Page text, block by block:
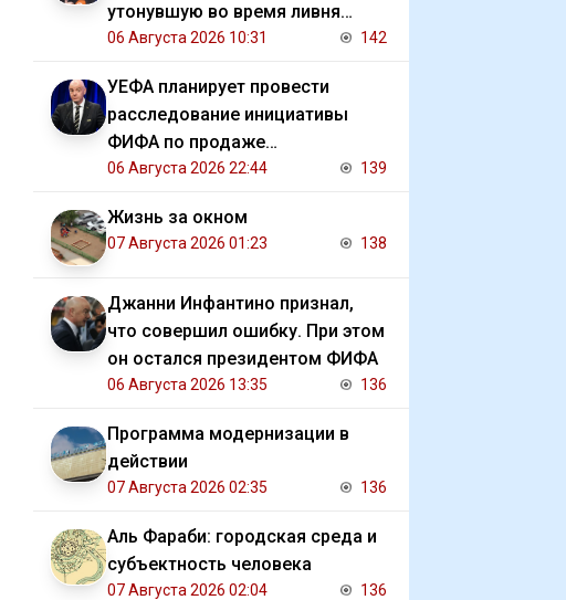
утонувшую во время ливня
иномарку
06 Августа 2026 10:31 142
УЕФА планирует провести
расследование инициативы
ФИФА по продаже
коммерческих прав на ЧМ
06 Августа 2026 22:44 139
Жизнь за окном
07 Августа 2026 01:23 138
Джанни Инфантино признал,
что совершил ошибку. При этом
он остался президентом ФИФА
06 Августа 2026 13:35 136
Программа модернизации в
действии
07 Августа 2026 02:35 136
Аль Фараби: городская среда и
субъектность человека
07 Августа 2026 02:04 136